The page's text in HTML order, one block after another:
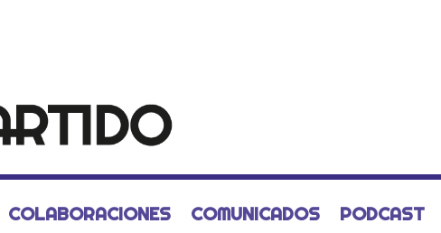
COLABORACIONES COMUNICADOS PODCAST